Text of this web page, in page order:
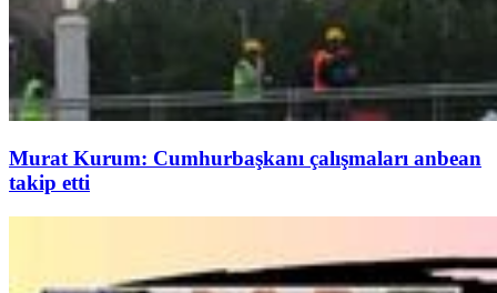
Murat Kurum: Cumhurbaşkanı çalışmaları anbean
takip etti